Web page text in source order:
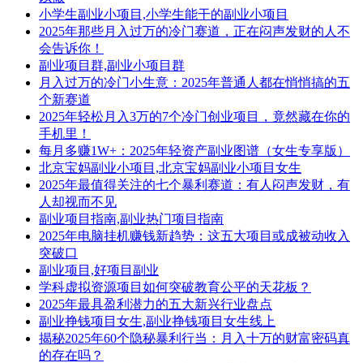
小学生副业小项目,小学生能干的副业小项目
2025年那些月入过万的冷门赛道，正在闷声发财的人不
会告诉你！
副业项目群,副业小项目群
月入过万的冷门小生意：2025年普通人都在悄悄搞的五
个新赛道
2025年轻松月入3万的7个冷门创业项目，竟然藏在你的
手机里！
每月多赚1W+：2025年轻资产副业图谱（女生专享版）
北京宝妈副业小项目,北京宝妈副业小项目女生
2025年最值得关注的七个暴利赛道：有人闷声发财，有
人却视而不见
副业项目指南,副业热门项目指南
2025年电脑挂机赚钱新趋势：这五大项目或成被动收入
突破口
副业项目,好项目副业
学科虚拟资源项目如何突破教育公平的天花板？
2025年最具盈利潜力的五大新兴行业盘点
副业挣钱项目女生,副业挣钱项目女生线上
揭秘2025年60个隐秘暴利行当：月入十万的财富密码真
的存在吗？